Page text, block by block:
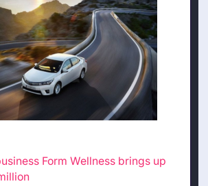
Form Wellness brings up